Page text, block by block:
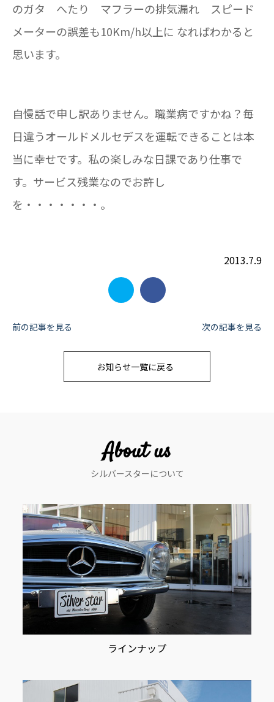
のガタ へたり マフラーの排気漏れ スピード
メーターの誤差も10Km/h以上に なればわかると
思います。
自慢話で申し訳ありません。職業病ですかね？毎
日違うオールドメルセデスを運転できることは本
当に幸せです。私の楽しみな日課であり仕事で
す。サービス残業なのでお許し
を・・・・・・・。
2013.7.9
投
ン
前の記事を見る 次の記事を見る
お知らせ一覧に戻る
About us
シルバースターについて
ラインナップ